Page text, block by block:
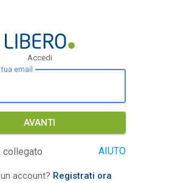
Accedi
email
AVANTI
collegato AIUTO
account? Registrati ora